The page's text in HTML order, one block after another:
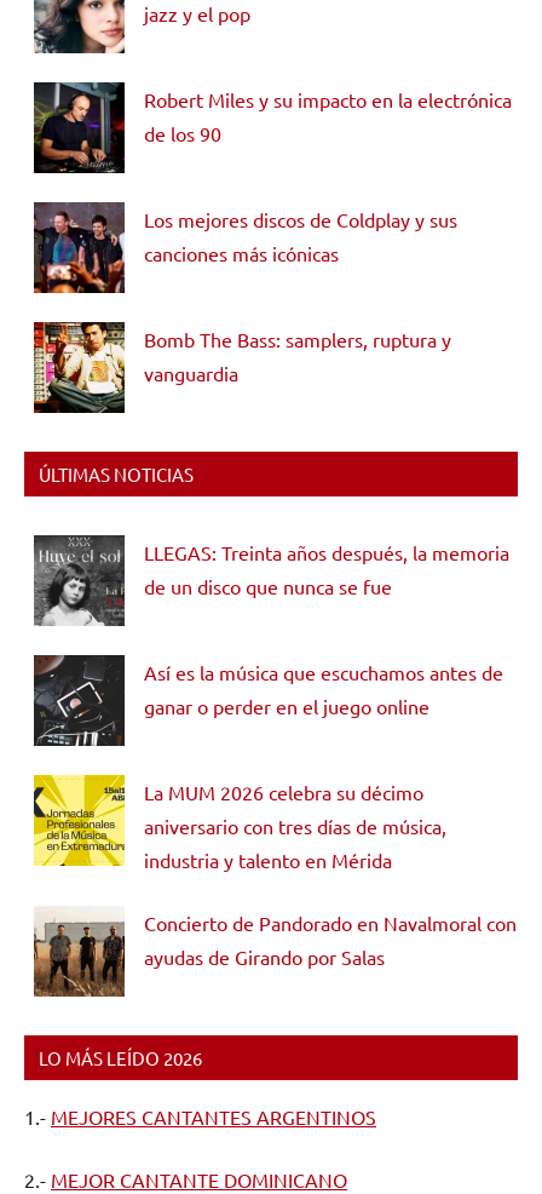
jazz y el pop
Robert Miles y su impacto en la electrónica
de los 90
Los mejores discos de Coldplay y sus
canciones más icónicas
Bomb The Bass: samplers, ruptura y
vanguardia
ÚLTIMAS NOTICIAS
LLEGAS: Treinta años después, la memoria
de un disco que nunca se fue
Así es la música que escuchamos antes de
ganar o perder en el juego online
La MUM 2026 celebra su décimo
aniversario con tres días de música,
industria y talento en Mérida
Concierto de Pandorado en Navalmoral con
ayudas de Girando por Salas
LO MÁS LEÍDO 2026
1.- MEJORES CANTANTES ARGENTINOS
2.- MEJOR CANTANTE DOMINICANO